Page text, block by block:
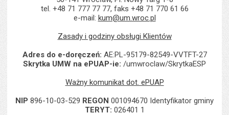
tel. +48 71 777 77 77, faks +48 71 770 61 66
e-mail: kum@um.wroc.pl
Zasady i godziny obsługi Klientów
Adres do e-doręczeń: AE:PL-95179-82549-VVTFT-27
Skrytka UMW na ePUAP-ie: /umwroclaw/SkrytkaESP
Ważny komunikat dot. ePUAP
NIP 896-10-03-529 REGON 001094670 Identyfikator gminy
TERYT: 026401 1